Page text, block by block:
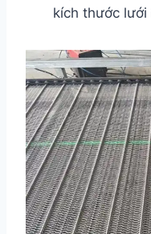
kích thước